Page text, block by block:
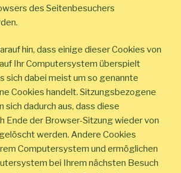
des Seitenbesuchers
hin, dass einige dieser Cookies von
Ihr Computersystem überspielt
sich dabei meist um so genannte
Cookies handelt. Sitzungsbezogene
sich dadurch aus, dass diese
Ende der Browser-Sitzung wieder von
werden. Andere Cookies
Computersystem und ermöglichen
bei Ihrem nächsten Besuch